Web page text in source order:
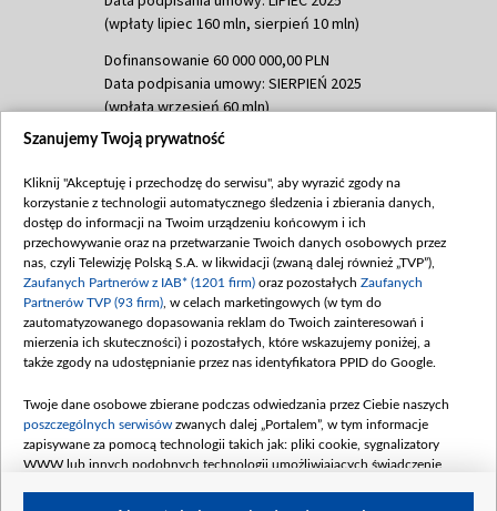
(wpłaty lipiec 160 mln, sierpień 10 mln)
Dofinansowanie 60 000 000,00 PLN
Data podpisania umowy: SIERPIEŃ 2025
(wpłata wrzesień 60 mln)
Dofinansowanie 635 783 051,21 PLN
(wpłata wrzesień 100 mln, październik 350
mln, listopad 265 mln)
Dofinansowanie 48 862 000,00 PLN
Data podpisania umowy: GRUDZIEŃ 2025
(wpłata grudzień 60,548 mln)
Dofinansowanie 900 000 000,00 PLN
Data podpisania umowy: LUTY 2026 (wpłata
kwiecień 180 mln, 7 maja 180 mln, 8
czerwca 90 mln)
Dofinansowanie 250 000 000,00 PLN
Szanujemy Twoją prywatność
Kliknij "Akceptuję i przechodzę do serwisu", aby wyrazić zgody na
korzystanie z technologii automatycznego śledzenia i zbierania danych,
dostęp do informacji na Twoim urządzeniu końcowym i ich
przechowywanie oraz na przetwarzanie Twoich danych osobowych przez
nas, czyli Telewizję Polską S.A. w likwidacji (zwaną dalej również „TVP”),
Zaufanych Partnerów z IAB* (1201 firm) oraz pozostałych Zaufanych
Partnerów TVP (93 firm) , w celach marketingowych (w tym do
zautomatyzowanego dopasowania reklam do Twoich zainteresowań i
mierzenia ich skuteczności) i pozostałych, które wskazujemy poniżej, a
także zgody na udostępnianie przez nas identyfikatora PPID do Google.
Twoje dane osobowe zbierane podczas odwiedzania przez Ciebie naszych
poszczególnych serwisów zwanych dalej „Portalem”, w tym informacje
zapisywane za pomocą technologii takich jak: pliki cookie, sygnalizatory
WWW lub innych podobnych technologii umożliwiających świadczenie